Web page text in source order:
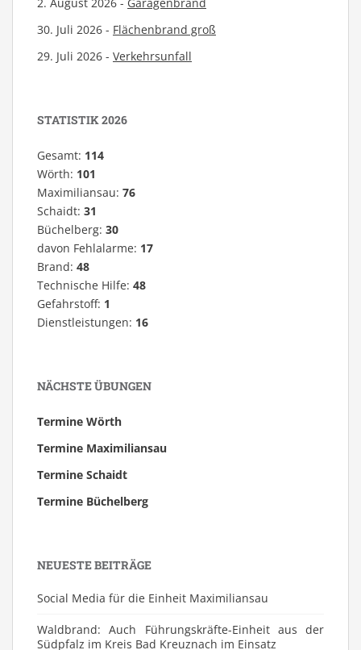
30. Juli 2026 - Flächenbrand groß
29. Juli 2026 - Verkehrsunfall
STATISTIK 2026
Gesamt: 114
Wörth: 101
Maximiliansau: 76
Schaidt: 31
Büchelberg: 30
davon Fehlalarme: 17
Brand: 48
Technische Hilfe: 48
Gefahrstoff: 1
Dienstleistungen: 16
NÄCHSTE ÜBUNGEN
Termine Wörth
Termine Maximiliansau
Termine Schaidt
Termine Büchelberg
NEUESTE BEITRÄGE
Social Media für die Einheit Maximiliansau
Waldbrand: Auch Führungskräfte-Einheit aus der
Südpfalz im Kreis Bad Kreuznach im Einsatz